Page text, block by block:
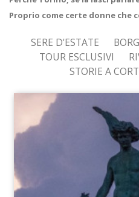
Proprio come certe donne che
SERE D'ESTATE
TOUR ESCLUSIVI
STORIE A